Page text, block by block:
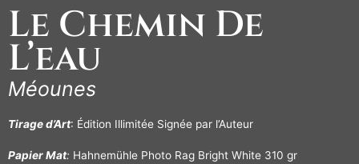
Le Chemin De
L’eau
Méounes
Tirage d’Art: Édition Illimitée Signée par l’Auteur
Papier Mat: Hahnemühle Photo Rag Bright White 310 gr